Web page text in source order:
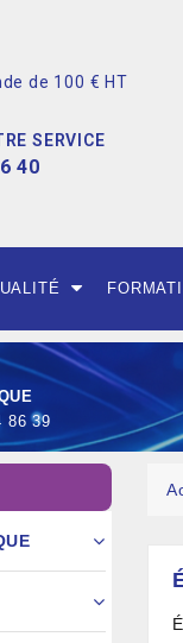
de 100 € HT
SERVICE
40
86 39